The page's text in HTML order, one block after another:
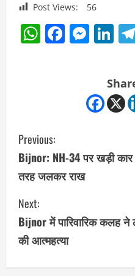
Post Views: 56
WhatsApp
C
o
n
t
i
n
Previous:
Bijnor: NH-34 पर खड़ी कार
तरह जलकर राख
Next:
Bijnor में पारिवारिक कलह
की आत्महत्या